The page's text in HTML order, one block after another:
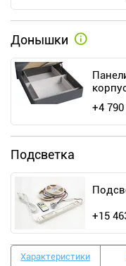
Донышки
+4 790
Подсветка
+15
Характеристики